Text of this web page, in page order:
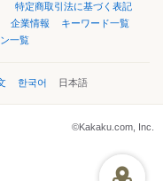
特定商取引法に基づく表記
企業情報
キーワード一覧
一覧
한국어 日本語
©Kakaku.com, Inc.